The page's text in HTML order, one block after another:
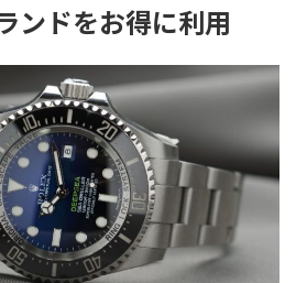
ンドをお得に利用